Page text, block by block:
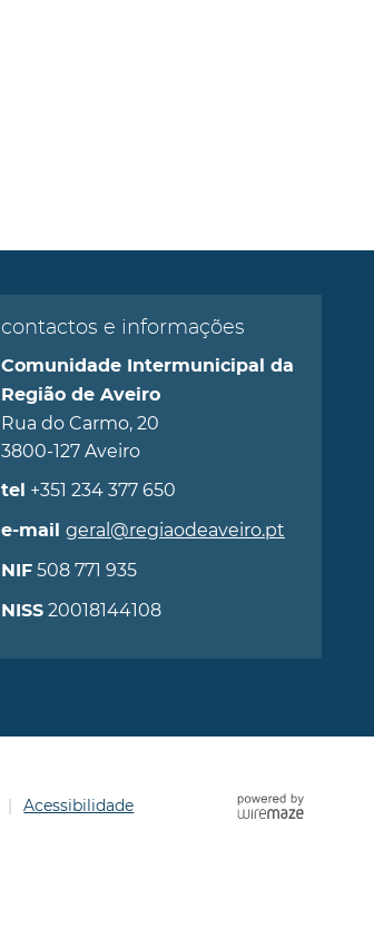
contactos e informações
Comunidade Intermunicipal da
Região de Aveiro
Rua do Carmo, 20
3800-127 Aveiro
tel +351 234 377 650
e-mail geral@regiaodeaveiro.pt
NIF508 771 935
NISS20018144108
Acessibilidade